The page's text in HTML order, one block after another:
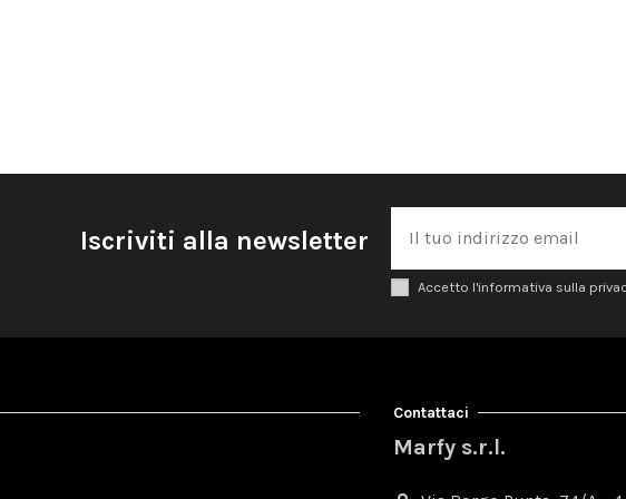
Iscriviti alla newsletter
Accetto l'informativa sulla
Contattaci
Marfy s.r.l.